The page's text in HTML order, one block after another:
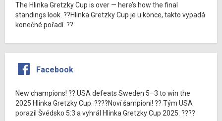
The Hlinka Gretzky Cup is over — here’s how the final
standings look. ??Hlinka Gretzky Cup je u konce, takto vypadá
konečné pořadí. ??
Facebook
New champions! ?? USA defeats Sweden 5–3 to win the
2025 Hlinka Gretzky Cup. ????Noví šampioni! ?? Tým USA
porazil Švédsko 5:3 a vyhrál Hlinka Gretzky Cup 2025. ????